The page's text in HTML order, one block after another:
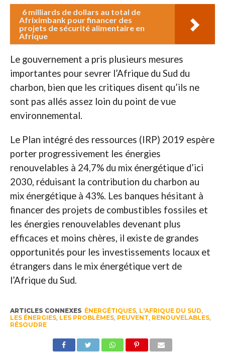
6 milliards de dollars au total de
Afriximbank pour financer des
projets de sécurité alimentaire en
Afrique
Le gouvernement a pris plusieurs mesures
importantes pour sevrer l’Afrique du Sud du
charbon, bien que les critiques disent qu’ils ne
sont pas allés assez loin du point de vue
environnemental.
Le Plan intégré des ressources (IRP) 2019 espère
porter progressivement les énergies
renouvelables à 24,7% du mix énergétique d’ici
2030, réduisant la contribution du charbon au
mix énergétique à 43%. Les banques hésitant à
financer des projets de combustibles fossiles et
les énergies renouvelables devenant plus
efficaces et moins chères, il existe de grandes
opportunités pour les investissements locaux et
étrangers dans le mix énergétique vert de
l’Afrique du Sud.
ARTICLES CONNEXES ÉNERGÉTIQUES, L'AFRIQUE DU SUD
LES ÉNERGIES, LES PROBLÈMES, PEUVENT RENOUVELABLES,
RÉSOUDRE